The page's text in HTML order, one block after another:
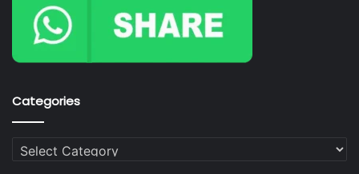
Categories
Categories